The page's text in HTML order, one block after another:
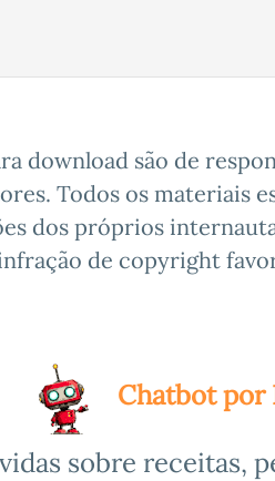
download são de
Todos os materiais
dos próprios
de copyright
Chatbot por
sobre receitas,